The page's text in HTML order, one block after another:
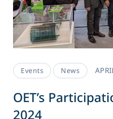
Events News
OET’s
2024